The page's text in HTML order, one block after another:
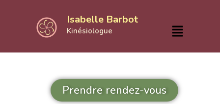
Isabelle Barbot
Kinésiologue
Prendre rendez-vous